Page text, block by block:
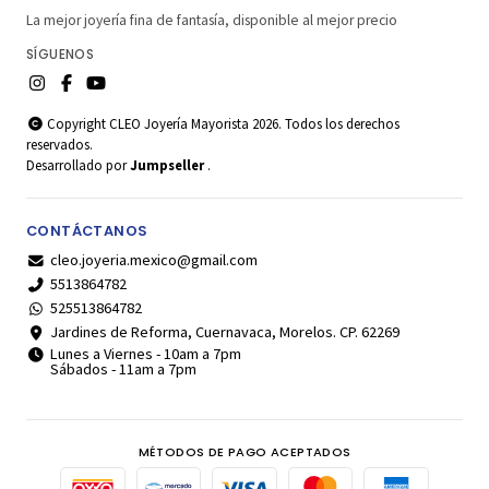
La mejor joyería fina de fantasía, disponible al mejor precio
SÍGUENOS
Copyright CLEO Joyería Mayorista 2026. Todos los derechos
reservados.
Desarrollado porJumpseller .
CONTÁCTANOS
cleo.joyeria.mexico@gmail.com
5513864782
525513864782
Jardines de Reforma, Cuernavaca, Morelos. CP. 62269
Lunes a Viernes - 10am a 7pm
Sábados - 11am a 7pm
MÉTODOS DE PAGO ACEPTADOS